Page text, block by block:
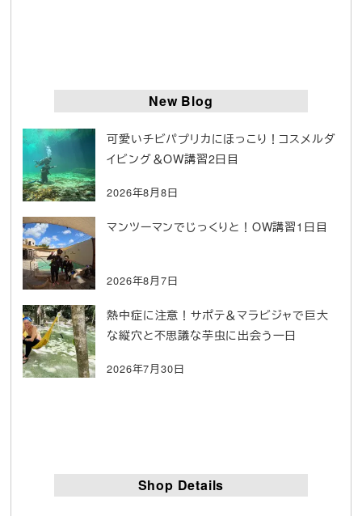
New Blog
可愛いチビパプリカにほっこり！コスメルダ
イビング＆OW講習2日目
2026年8月8日
マンツーマンでじっくりと！OW講習1日目
2026年8月7日
熱中症に注意！サポテ＆マラビジャで巨大
な縦穴と不思議な芋虫に出会う一日
2026年7月30日
Shop Details